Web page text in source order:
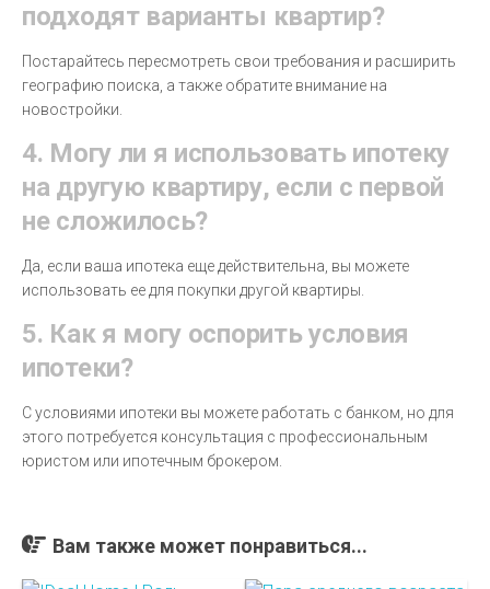
подходят варианты квартир?
Постарайтесь пересмотреть свои требования и расширить
географию поиска, а также обратите внимание на
новостройки.
4. Могу ли я использовать ипотеку
на другую квартиру, если с первой
не сложилось?
Да, если ваша ипотека еще действительна, вы можете
использовать ее для покупки другой квартиры.
5. Как я могу оспорить условия
ипотеки?
С условиями ипотеки вы можете работать с банком, но для
этого потребуется консультация с профессиональным
юристом или ипотечным брокером.
Вам также может понравиться...